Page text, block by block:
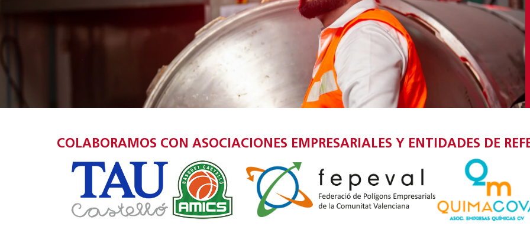
COLABORAMOS CON ASOCIACIONES EMPRESARIALES Y ENTIDADES DE